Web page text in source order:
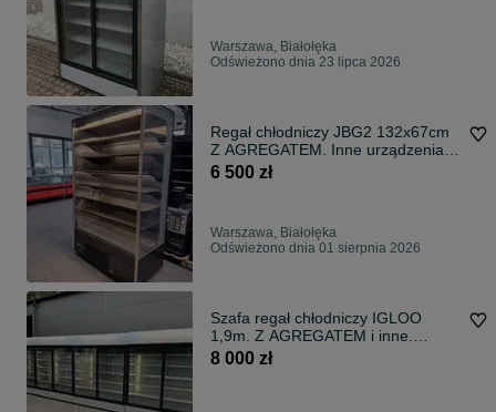
Warszawa, Białołęka
Odświeżono dnia 23 lipca 2026
Regał chłodniczy JBG2 132x67cm
Z AGREGATEM. Inne urządzenia
GWARANCJA
6 500 zł
Warszawa, Białołęka
Odświeżono dnia 01 sierpnia 2026
Szafa regał chłodniczy IGLOO
1,9m. Z AGREGATEM i inne.
GWARANCJA!!!
8 000 zł